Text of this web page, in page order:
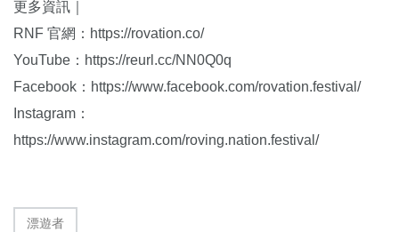
更多資訊｜
RNF 官網：https://rovation.co/
YouTube：https://reurl.cc/NN0Q0q
Facebook：https://www.facebook.com/rovation.festival/
Instagram：
https://www.instagram.com/roving.nation.festival/
漂遊者